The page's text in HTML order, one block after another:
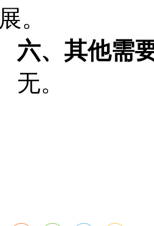
展。
六、其他需
无。